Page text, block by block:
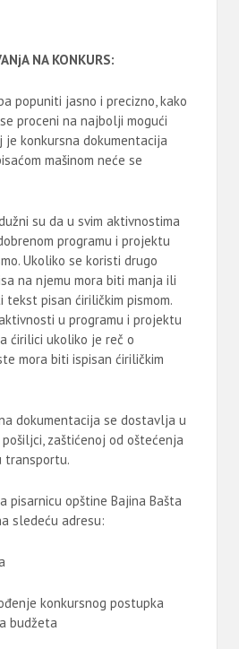
NA KONKURS:
popuniti jasno i precizno, kako
proceni na najbolji mogući
je konkursna dokumentacija
mašinom neće se
su da u svim aktivnostima
programu i projektu
Ukoliko se koristi drugo
na njemu mora biti manja ili
pisan ćiriličkim pismom.
u programu i projektu
ćirilici ukoliko je reč o
mora biti ispisan ćiriličkim
dokumentacija se dostavlja u
zaštićenoj od oštećenja
transportu.
pisarnicu opštine Bajina Bašta
sledeću adresu:
konkursnog postupka
budžeta